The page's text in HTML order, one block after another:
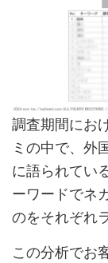
調査期間にお
ミの中で、外
に語られてい
ーワードでネ
のをそれぞれ
この分析でお